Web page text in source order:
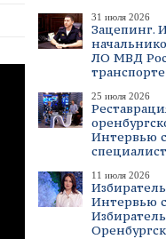
31 июля 2026
Зацепинг.
ЛО МВД
транспорте
25 июля 2026
Интервью
11 июля 2026
Интервью